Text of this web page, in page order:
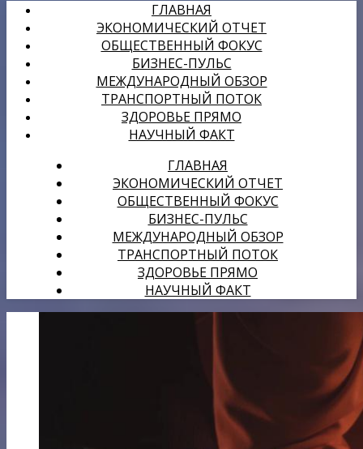
ГЛАВНАЯ
ЭКОНОМИЧЕСКИЙ ОТЧЕТ
ОБЩЕСТВЕННЫЙ ФОКУС
БИЗНЕС-ПУЛЬС
МЕЖДУНАРОДНЫЙ ОБЗОР
ТРАНСПОРТНЫЙ ПОТОК
ЗДОРОВЬЕ ПРЯМО
НАУЧНЫЙ ФАКТ
ГЛАВНАЯ
ЭКОНОМИЧЕСКИЙ ОТЧЕТ
ОБЩЕСТВЕННЫЙ ФОКУС
БИЗНЕС-ПУЛЬС
МЕЖДУНАРОДНЫЙ ОБЗОР
ТРАНСПОРТНЫЙ ПОТОК
ЗДОРОВЬЕ ПРЯМО
НАУЧНЫЙ ФАКТ